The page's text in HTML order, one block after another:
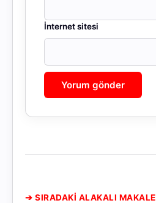
İnternet sitesi
➔ SIRADAKİ ALAKALI MAKALE